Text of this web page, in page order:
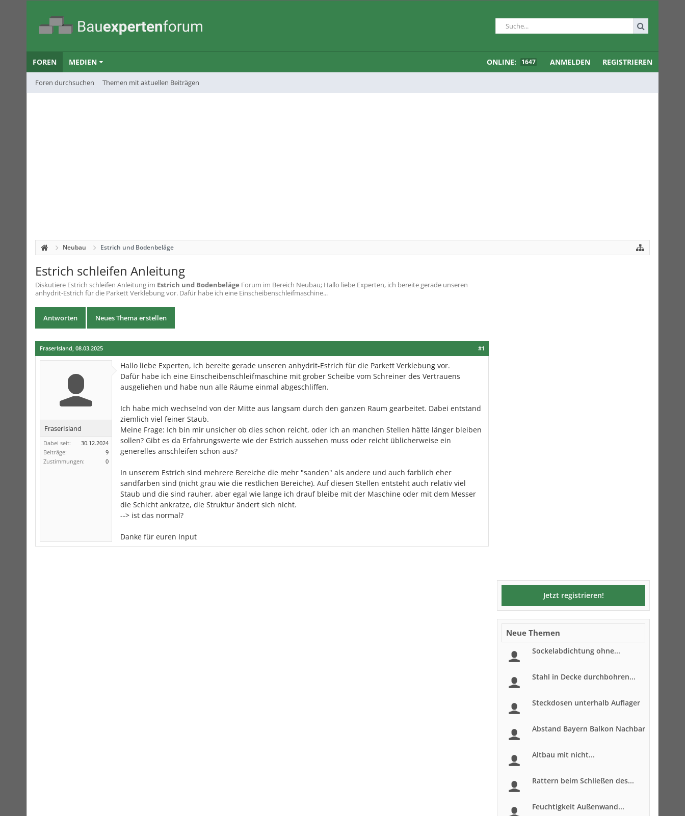
FOREN
Foren durchsuchen Themen mit aktuellen Beiträgen
MEDIEN ONLINE: 1647 ANMELDEN REGISTRIEREN
Neubau Estrich und Bodenbeläge
Estrich schleifen Anleitung
Diskutiere Estrich schleifen Anleitung im Estrich und Bodenbeläge Forum im Bereich Neubau; Hallo liebe Experten, ich bereite gerade unseren
anhydrit-Estrich für die Parkett Verklebung vor. Dafür habe ich eine Einscheibenschleifmaschine...
Antworten Neues Thema erstellen
#1
FraserIsland, 08.03.2025
FraserIsland
Dabei seit:
30.12.2024
Beiträge:
9
Zustimmungen:
0
Hallo liebe Experten, ich bereite gerade unseren anhydrit-Estrich für die Parkett Verklebung vor.
Dafür habe ich eine Einscheibenschleifmaschine mit grober Scheibe vom Schreiner des Vertrauens
ausgeliehen und habe nun alle Räume einmal abgeschliffen.
Ich habe mich wechselnd von der Mitte aus langsam durch den ganzen Raum gearbeitet. Dabei entstand
ziemlich viel feiner Staub.
Meine Frage: Ich bin mir unsicher ob dies schon reicht, oder ich an manchen Stellen hätte länger bleiben
sollen? Gibt es da Erfahrungswerte wie der Estrich aussehen muss oder reicht üblicherweise ein
generelles anschleifen schon aus?
In unserem Estrich sind mehrere Bereiche die mehr "sanden" als andere und auch farblich eher
sandfarben sind (nicht grau wie die restlichen Bereiche). Auf diesen Stellen entsteht auch relativ viel
Staub und die sind rauher, aber egal wie lange ich drauf bleibe mit der Maschine oder mit dem Messer
die Schicht ankratze, die Struktur ändert sich nicht.
--> ist das normal?
Danke für euren Input
Jetzt registrieren!
Neue Themen
Sockelabdichtung ohne...
Stahl in Decke durchbohren...
Steckdosen unterhalb Auflager
Abstand Bayern Balkon Nachbar
Altbau mit nicht...
Rattern beim Schließen des...
Feuchtigkeit Außenwand...